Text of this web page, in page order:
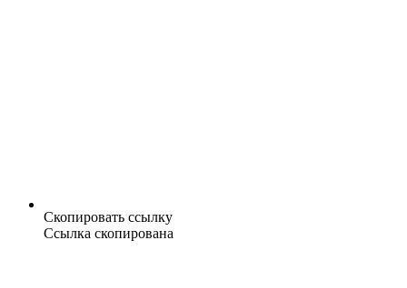
Скопировать ссылку
Ссылка скопирована